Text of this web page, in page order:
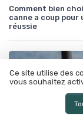
Comment bien
canne a coup pour
réussie
Ce site utilise des
vous souhaitez